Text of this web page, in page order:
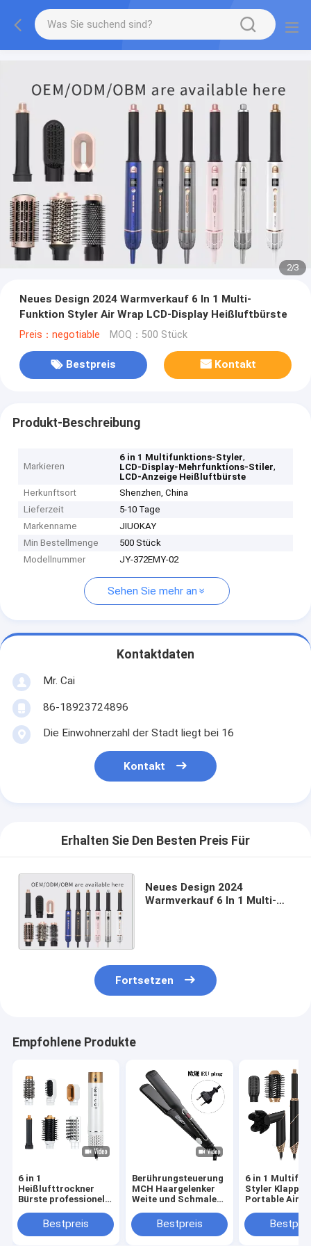
2/3
Neues Design 2024 Warmverkauf 6 In 1 Multi-
Funktion Styler Air Wrap LCD-Display Heißluftbürste
Preis：negotiable MOQ：500 Stück
Bestpreis Kontakt
Produkt-Beschreibung
Markieren
6 in 1 Multifunktions-Styler,
LCD-Display-Mehrfunktions-Stiler,
LCD-Anzeige Heißluftbürste
Herkunftsort
Shenzhen, China
Lieferzeit
5-10 Tage
Markenname
JIUOKAY
Min Bestellmenge
500 Stück
Modellnummer
JY-372EMY-02
Sehen Sie mehr an
Kontaktdaten
Mr. Cai
86-18923724896
Die Einwohnerzahl der Stadt liegt bei 16
Kontakt
Erhalten Sie Den Besten Preis Für
Neues Design 2024
Warmverkauf 6 In 1 Multi-
Fortsetzen
Empfohlene Produkte
6 in 1
Heißlufttrockner
Bürste professionelle
Haarbürste
Hochgeschwindigkeitsblastrockner
Bestpreis
Berührungsteuerung
MCH Haargelenker
Weite und Schmale
LCD-Bildschirm
Bestpreis
6 in 1
Styler
Portable Air
Reisen